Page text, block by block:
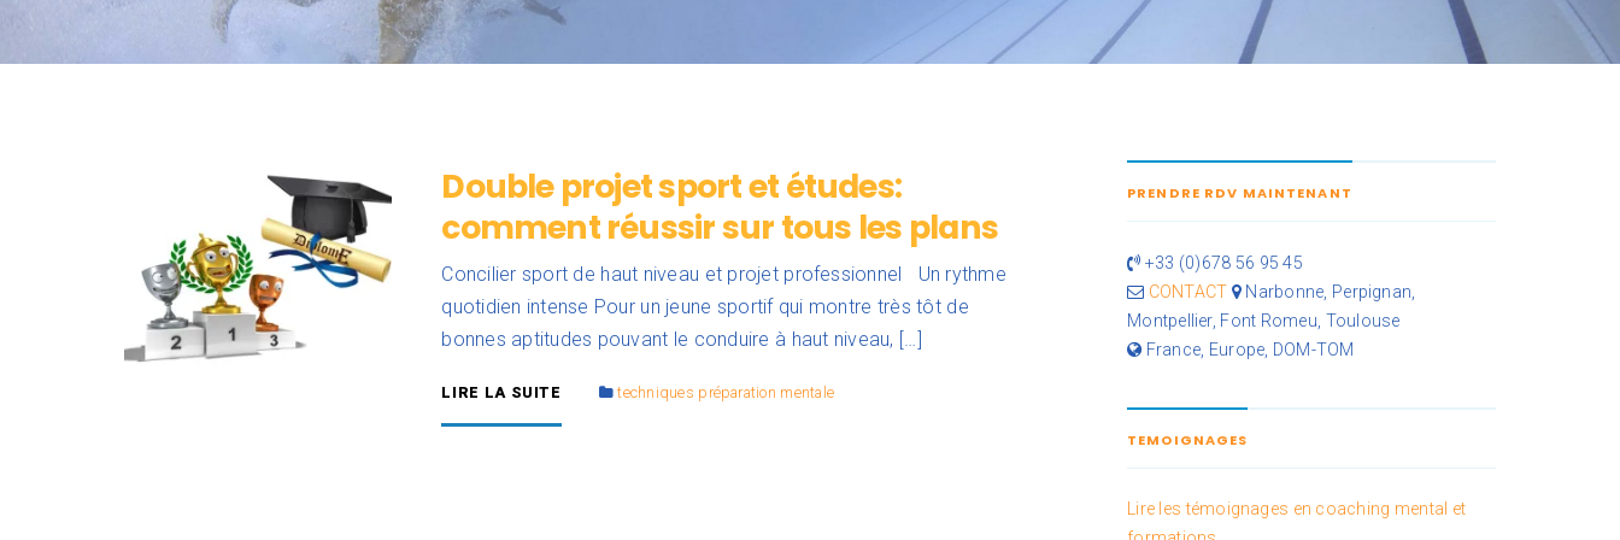
Double projet sport et études:
comment réussir sur tous les plans
Concilier sport de haut niveau et projet professionnel Un rythme
quotidien intense Pour un jeune sportif qui montre très tôt de
bonnes aptitudes pouvant le conduire à haut niveau, […]
LIRE LA SUITE techniques préparation mentale
PRENDRE RDV MAINTENANT
+33 (0)678 56 95 45
CONTACT
Narbonne, Perpignan,
Montpellier, Font Romeu, Toulouse
France, Europe, DOM-TOM
TEMOIGNAGES
Lire les témoignages en coaching mental et